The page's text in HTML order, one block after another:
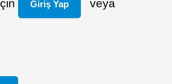
Giriş Yap veya